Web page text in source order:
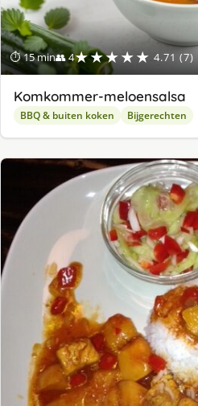
⏱ 15 min👥 4★★★★★ 4.71 (7)
Komkommer-meloensalsa
BBQ & buiten koken Bijgerechten